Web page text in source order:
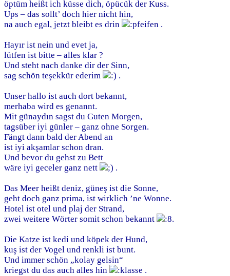
öptüm heißt ich küsse dich, öpücük der Kuss.
Ups – das sollt’ doch hier nicht hin,
na auch egal, jetzt bleibt es drin
.
Hayır ist nein und evet ja,
lütfen ist bitte – alles klar ?
Und steht nach danke dir der Sinn,
sag schön teşekkür ederim
.
Unser hallo ist auch dort bekannt,
merhaba wird es genannt.
Mit günaydın sagst du Guten Morgen,
tagsüber iyi günler – ganz ohne Sorgen.
Fängt dann bald der Abend an
ist iyi akşamlar schon dran.
Und bevor du gehst zu Bett
wäre iyi geceler ganz nett
.
Das Meer heißt deniz, güneş ist die Sonne,
geht doch ganz prima, ist wirklich ’ne Wonne.
Hotel ist otel und plaj der Strand,
zwei weitere Wörter somit schon bekannt
.
Die Katze ist kedi und köpek der Hund,
kuş ist der Vogel und renkli ist bunt.
Und immer schön „kolay gelsin“
kriegst du das auch alles hin
.